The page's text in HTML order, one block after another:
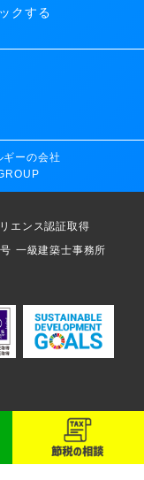
クする
ーの会社
エンス認証取得
一級建築士事務所